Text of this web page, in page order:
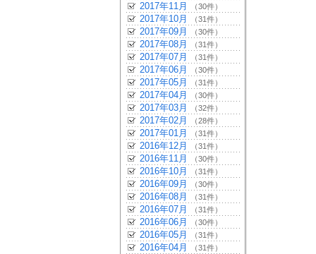
2017年11月 （30件）
2017年10月 （31件）
2017年09月 （30件）
2017年08月 （31件）
2017年07月 （31件）
2017年06月 （30件）
2017年05月 （31件）
2017年04月 （30件）
2017年03月 （32件）
2017年02月 （28件）
2017年01月 （31件）
2016年12月 （31件）
2016年11月 （30件）
2016年10月 （31件）
2016年09月 （30件）
2016年08月 （31件）
2016年07月 （31件）
2016年06月 （30件）
2016年05月 （31件）
2016年04月 （31件）